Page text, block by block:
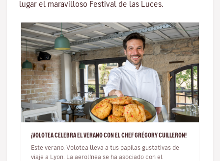
lugar el maravilloso Festival de las Luces.
¡VOLOTEA CELEBRA EL VERANO CON EL CHEF GRÉGORY CUILLERON!
Este verano, Volotea lleva a tus papilas gustativas de
viaje a Lyon. La aerolínea se ha asociado con el